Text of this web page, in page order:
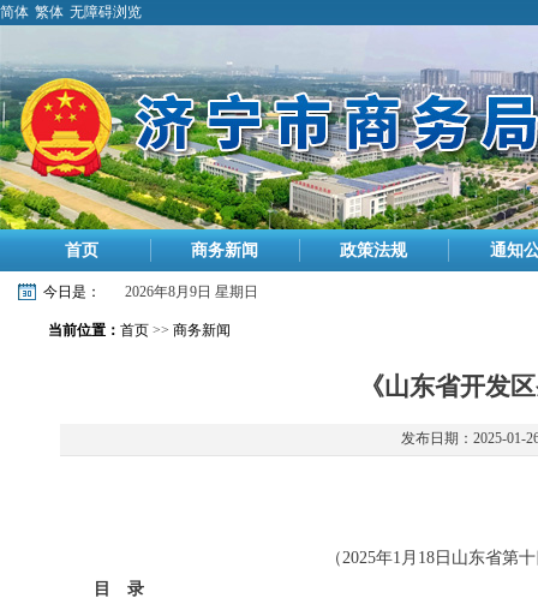
简体 繁体 无障碍浏览
首页 商务新闻 政策法规 通知
今日是： 2026年8月9日 星期日
当前位置： 首页 >> 商务新闻
《山东省开发
发布日期：2025-01-
（2025年1月18日山东省第
目 录